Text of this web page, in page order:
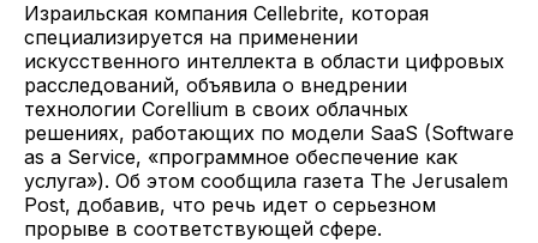
Израильская компания Cellebrite, которая
специализируется на применении
искусственного интеллекта в области цифровых
расследований, объявила о внедрении
технологии Corellium в своих облачных
решениях, работающих по модели SaaS (Software
as a Service, «программное обеспечение как
услуга»). Об этом сообщила газета The Jerusalem
Post, добавив, что речь идет о серьезном
прорыве в соответствующей сфере.